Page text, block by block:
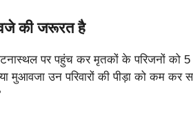
की जरूरत है
पर पहुंच कर मृतकों के परिजनों को
मुआवजा उन परिवारों की पीड़ा को कम कर